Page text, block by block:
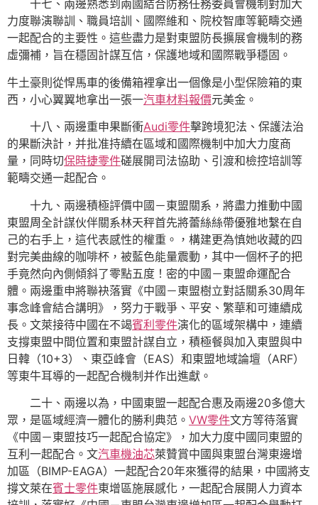
十七、兩邊熟悉到兩國結合防務任務委員會機制對加大
力度聯演聯訓、職員培訓、國際維和、院校智庫等範疇交通
一起配合的主要性。這些盡力是對東盟防長擴展會機制的務
虛彌補，旨在穩固計謀互信，保護地域和國際戰爭穩固。
牛土豪則從悍馬車的後備箱裡拿出一個像是小型保險箱的東
西，小心翼翼地拿出一張一汽車材料報價元美金。
十八、兩邊重申果斷衝Audi零件擊跨境犯法、保護法治
的果斷決計，并批准持續在區域和國際機制中加大力度商
量，同時切保時捷零件磋展開司法協助、引渡和檢控培訓等
範疇交通一起配合。
十九、兩邊積極評價中國－東盟關系，將盡力推動中國
東盟周全計謀伙伴關系林天秤首先將蕾絲絲帶優雅地繫在自
己的右手上，這代表感性的權重。，構建更為慎她收藏的四
對完美曲線的咖啡杯，被藍色能量震動，其中一個杯子的把
手竟然向內側傾斜了零點五度！密的中國－東盟命運配合
體。兩邊重申將聯袂落實《中國－東盟樹立對話關系30周年
事念峰會結合講明》，努力于戰爭、平安、繁華和可連續成
長。文萊接待中國在不竭賓利零件演化的區域架構中，連續
支撐東盟中間位置和東盟計謀自立，積極餐與加入東盟與中
日韓（10+3）、東亞峰會（EAS）和東盟地域論壇（ARF）
等東牛耳導的一起配合機制并作出進獻。
二十、兩邊以為，中國東盟一起配合惠及兩邊20多億大
眾，是區域經濟一體化的勝利典范。 VW零件文方等待落實
《中國－東盟技巧一起配合協定》，加大力度中國同東盟的
互利一起配合。文汽車機油芯萊贊賞中國與東盟台灣東邊增
加區（BIMP-EAGA）一起配合20年來獲得的結果，中國將支
撐文萊在賓士零件東增區施展感化，一起配合展開人力資本